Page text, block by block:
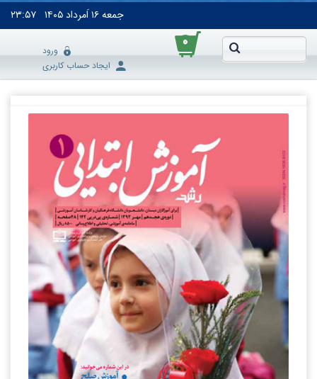
جمعه۱۶ اَمرداد ۱۴۰۵ ۲۳:۵۷
۰
ورود
ایجاد حساب کاربری